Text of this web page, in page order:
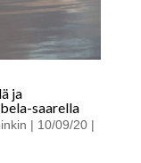
ja
saarella
| 10/09/20|